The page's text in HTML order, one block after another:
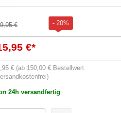
€ - 20%
€*
€ (ab 150,00 € Bestellwert
24h versandfertig